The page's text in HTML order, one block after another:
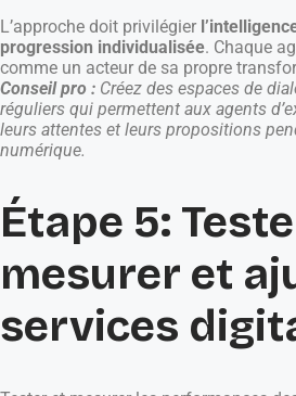
L’approche doit privilégier
progression individualisée. Chaque
comme un acteur de sa propre
Conseil pro : Créez des espaces de
réguliers qui permettent aux agents
leurs attentes et leurs propositions
numérique.
Étape 5:
mesurer et
services